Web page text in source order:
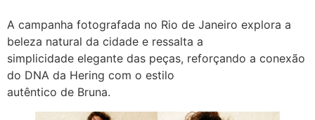
A campanha fotografada no Rio de Janeiro explora a
beleza natural da cidade e ressalta a
simplicidade elegante das peças, reforçando a conexão
do DNA da Hering com o estilo
autêntico de Bruna.